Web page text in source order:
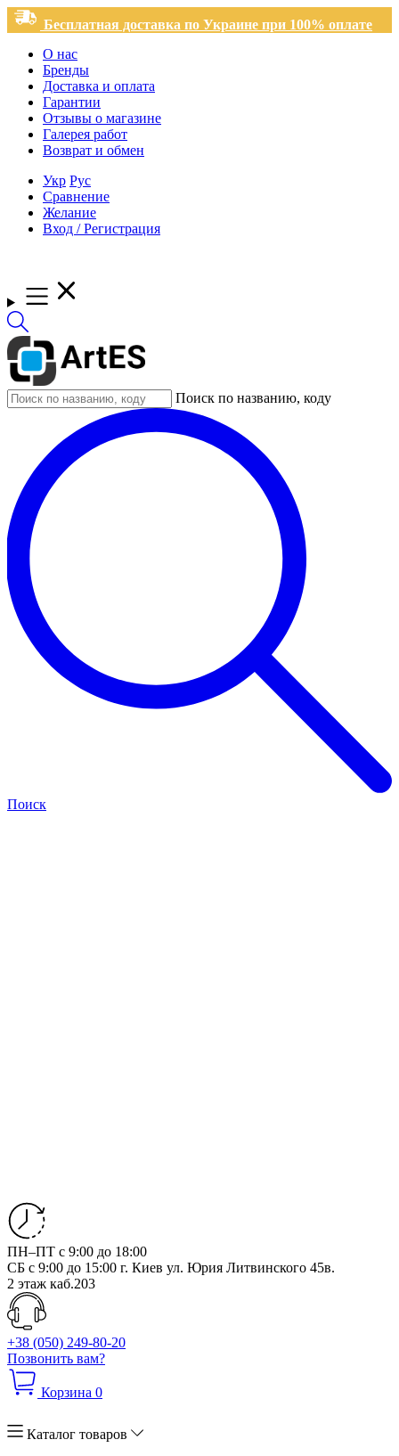
Бесплатная доставка по Украине при 100% оплате
О нас
Бренды
Доставка и оплата
Гарантии
Отзывы о магазине
Галерея работ
Возврат и обмен
Укр Рус
Сравнение
Желание
Вход / Регистрация
Поиск по названию, коду
Поиск
ПН–ПТ с 9:00 до 18:00
СБ с 9:00 до 15:00 г. Киев ул. Юрия Литвинского 45в.
2 этаж каб.203
+38 (050) 249-80-20
Позвонить вам?
Корзина 0
Каталог товаров